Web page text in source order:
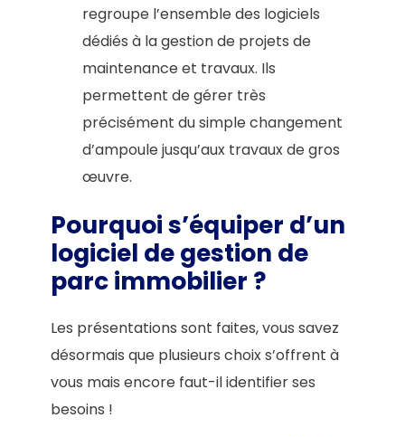
regroupe l’ensemble des logiciels
dédiés à la gestion de projets de
maintenance et travaux. Ils
permettent de gérer très
précisément du simple changement
d’ampoule jusqu’aux travaux de gros
œuvre.
Pourquoi s’équiper d’un
logiciel de gestion de
parc immobilier ?
Les présentations sont faites, vous savez
désormais que plusieurs choix s’offrent à
vous mais encore faut-il identifier ses
besoins !